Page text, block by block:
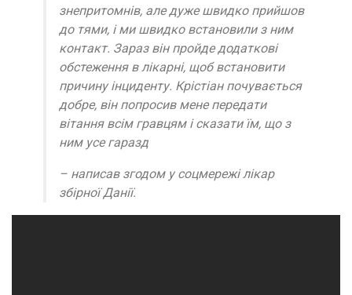
знепритомнів, але дуже швидко прийшов
до тями, і ми швидко встановили з ним
контакт. Зараз він пройде додаткові
обстеження в лікарні, щоб встановити
причину інциденту. Крістіан почувається
добре, він попросив мене передати
вітання всім гравцям і сказати їм, що з
ним усе гаразд
– написав згодом у соцмережі лікар
збірної Данії.